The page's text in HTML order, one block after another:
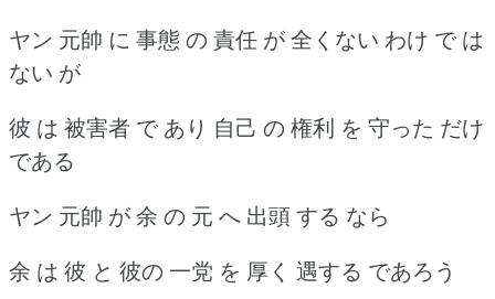
ヤン 元帥 に 事態 の 責任 が 全くない わけ で は
ない が
彼 は 被害者 で あり 自己 の 権利 を 守った だけ
である
ヤン 元帥 が 余 の 元 へ 出頭 する なら
余 は 彼 と 彼の 一党 を 厚く 遇する であろう